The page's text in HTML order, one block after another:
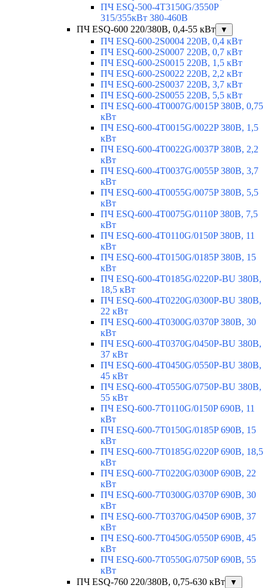
ПЧ ESQ-500-4T3150G/3550P
315/355кВт 380-460В
ПЧ ESQ-600 220/380В, 0,4-55 кВт
▼
ПЧ ESQ-600-2S0004 220В, 0,4 кВт
ПЧ ESQ-600-2S0007 220В, 0,7 кВт
ПЧ ESQ-600-2S0015 220В, 1,5 кВт
ПЧ ESQ-600-2S0022 220В, 2,2 кВт
ПЧ ESQ-600-2S0037 220В, 3,7 кВт
ПЧ ESQ-600-2S0055 220В, 5,5 кВт
ПЧ ESQ-600-4T0007G/0015P 380В, 0,75
кВт
ПЧ ESQ-600-4T0015G/0022P 380В, 1,5
кВт
ПЧ ESQ-600-4T0022G/0037P 380В, 2,2
кВт
ПЧ ESQ-600-4T0037G/0055P 380В, 3,7
кВт
ПЧ ESQ-600-4T0055G/0075P 380В, 5,5
кВт
ПЧ ESQ-600-4T0075G/0110P 380В, 7,5
кВт
ПЧ ESQ-600-4T0110G/0150P 380В, 11
кВт
ПЧ ESQ-600-4T0150G/0185P 380В, 15
кВт
ПЧ ESQ-600-4T0185G/0220P-BU 380В,
18,5 кВт
ПЧ ESQ-600-4T0220G/0300P-BU 380В,
22 кВт
ПЧ ESQ-600-4T0300G/0370P 380В, 30
кВт
ПЧ ESQ-600-4T0370G/0450P-BU 380В,
37 кВт
ПЧ ESQ-600-4T0450G/0550P-BU 380В,
45 кВт
ПЧ ESQ-600-4T0550G/0750P-BU 380В,
55 кВт
ПЧ ESQ-600-7T0110G/0150P 690В, 11
кВт
ПЧ ESQ-600-7T0150G/0185P 690В, 15
кВт
ПЧ ESQ-600-7T0185G/0220P 690В, 18,5
кВт
ПЧ ESQ-600-7T0220G/0300P 690В, 22
кВт
ПЧ ESQ-600-7T0300G/0370P 690В, 30
кВт
ПЧ ESQ-600-7T0370G/0450P 690В, 37
кВт
ПЧ ESQ-600-7T0450G/0550P 690В, 45
кВт
ПЧ ESQ-600-7T0550G/0750P 690В, 55
кВт
ПЧ ESQ-760 220/380В, 0,75-630 кВт
▼